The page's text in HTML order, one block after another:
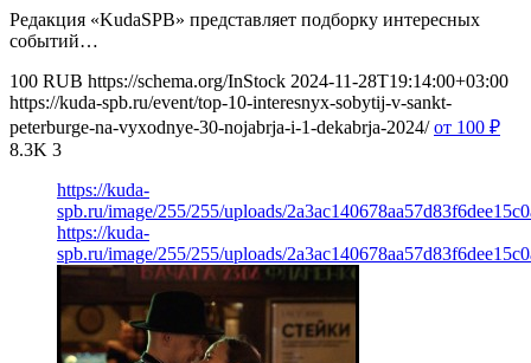
Редакция «KudaSPB» представляет подборку интересных
событий…
100 RUB https://schema.org/InStock 2024-11-28T19:14:00+03:00
https://kuda-spb.ru/event/top-10-interesnyx-sobytij-v-sankt-
peterburge-na-vyxodnye-30-nojabrja-i-1-dekabrja-2024/ от 100 ₽
8.3K 3
https://kuda-
spb.ru/image/255/255/uploads/
https://kuda-
spb.ru/image/255/255/uploads/